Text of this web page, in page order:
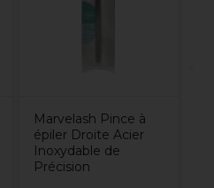
Marvelash Pince à
épiler Droite Acier
Inoxydable de
Précision